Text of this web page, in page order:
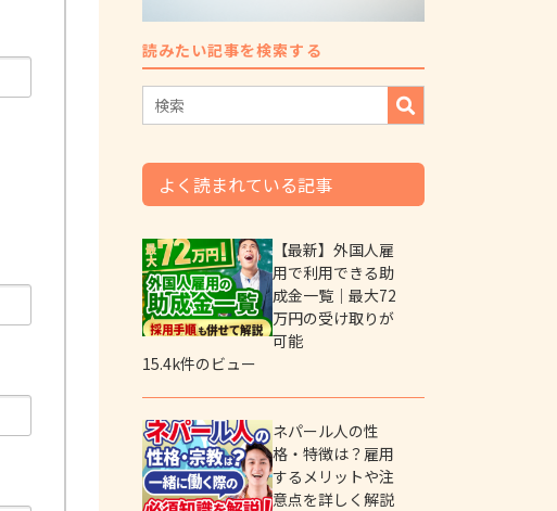
読みたい記事を検索する
よく読まれている記事
【最新】外国人雇
用で利用できる助
成金一覧｜最大72
万円の受け取りが
可能
15.4k件のビュー
ネパール人の性
格・特徴は？雇用
するメリットや注
意点を詳しく解説